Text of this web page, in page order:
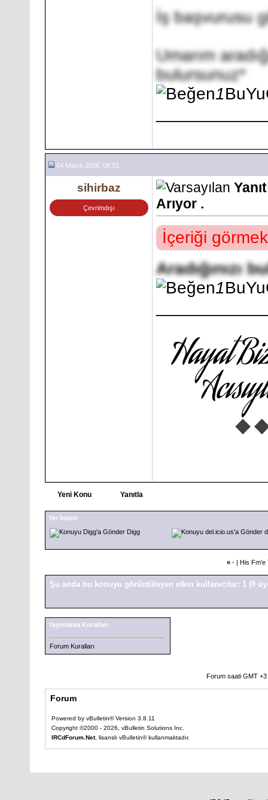
İş başvurusu
Umarım
bulursunuz*
1
04 Mayıs 2026, 08:51
sihirbaz
Çevrimdışı
Arıyor .
İçeriği
Aradığınızı
1
Yeni Konu Yanıtla
Yer İmleri
Digg
« - | His Fm'e
Şu anda bu konuyu görüntüleyen etkin kullanıcılar: 1 (0
Yayınlama Kuralları
Forum Kuralları
Forum saati GMT
Forum
Powered by vBulletin® Version 3.8.11
Copyright ©2000 - 2026, vBulletin Solutions Inc.
IRCdForum.Net, lisanslı vBulletin® kullanmaktadır.